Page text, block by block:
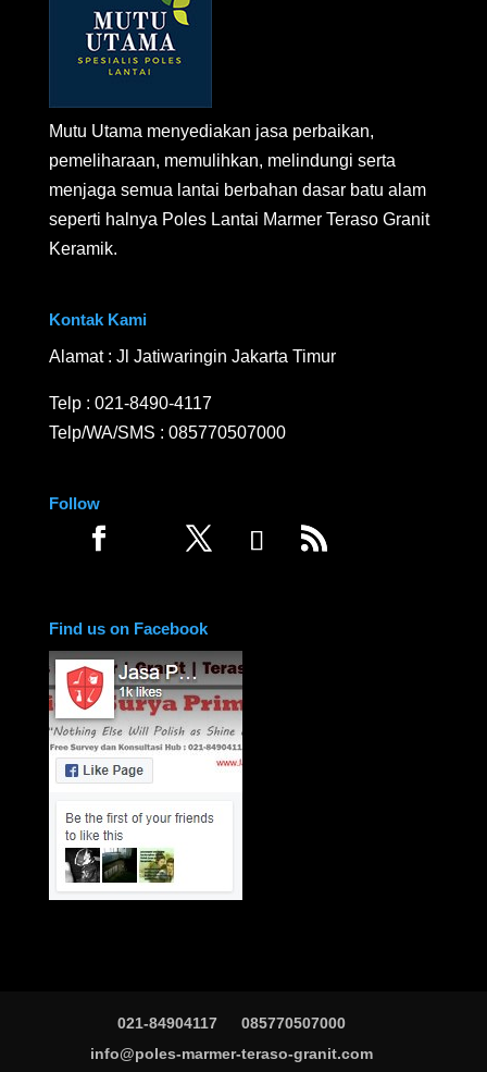
Mutu Utama menyediakan jasa perbaikan,
pemeliharaan, memulihkan, melindungi serta
menjaga semua lantai berbahan dasar batu alam
seperti halnya Poles Lantai Marmer Teraso Granit
Keramik.
Kontak Kami
Alamat : Jl Jatiwaringin Jakarta Timur
Telp : 021-8490-4117
Telp/WA/SMS : 085770507000
Follow
Find us on Facebook
021-84904117
085770507000
info@poles-marmer-teraso-granit.com